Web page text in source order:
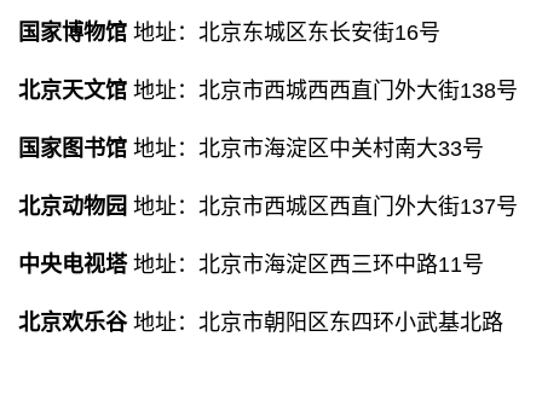
国家博物馆 地址：北京东城区东长安街16号
北京天文馆 地址：北京市西城西西直门外大街138号
国家图书馆 地址：北京市海淀区中关村南大33号
北京动物园 地址：北京市西城区西直门外大街137号
中央电视塔 地址：北京市海淀区西三环中路11号
北京欢乐谷 地址：北京市朝阳区东四环小武基北路